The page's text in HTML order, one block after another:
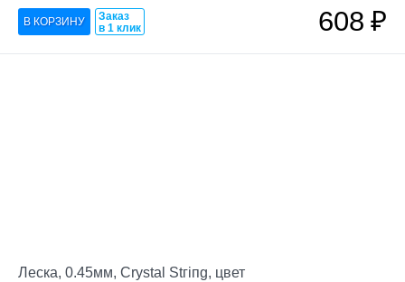
Заказ
в 1 клик
608₽
Леска, 0.45мм, Crystal Stгiпg, цвет